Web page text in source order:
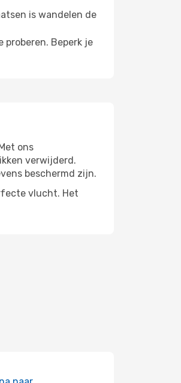
is wandelen de
Beperk je
ons
verwijderd.
beschermd zijn.
vlucht. Het